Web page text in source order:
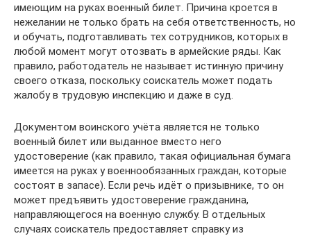
имеющим на руках военный билет. Причина кроется в
нежелании не только брать на себя ответственность, но
и обучать, подготавливать тех сотрудников, которых в
любой момент могут отозвать в армейские ряды. Как
правило, работодатель не называет истинную причину
своего отказа, поскольку соискатель может подать
жалобу в трудовую инспекцию и даже в суд.
Документом воинского учёта является не только
военный билет или выданное вместо него
удостоверение (как правило, такая официальная бумага
имеется на руках у военнообязанных граждан, которые
состоят в запасе). Если речь идёт о призывнике, то он
может предъявить удостоверение гражданина,
направляющегося на военную службу. В отдельных
случаях соискатель предоставляет справку из